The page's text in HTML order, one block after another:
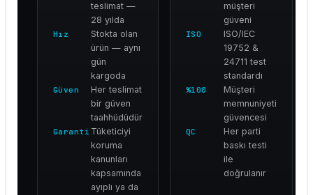
teslimat —
28 yılda
Hız
Stokta olan
ürün — aynı
gün
kargoda
Güven
Her teslimat
bir güven
taahhüdüdür
Garanti Tüketiciyi
koruma
kanunları
kapsamında
ayıplı ya da
müşteri
güveni
ISO
ISO/IEC
19752 &
24711 test
standardı
%100
Müşteri
memnuniyeti
güvencesi
QC
Her parti
baskı testi
ile
doğrulanır